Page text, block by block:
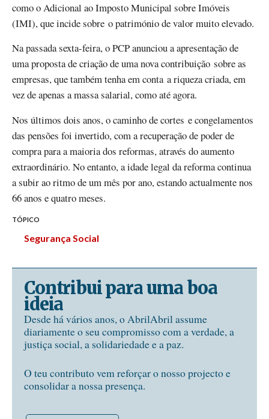
como o Adicional ao Imposto Municipal sobre Imóveis
(IMI), que incide sobre o património de valor muito elevado.
Na passada sexta-feira, o PCP anunciou a apresentação de
uma proposta de criação de uma nova contribuição sobre as
empresas, que também tenha em conta a riqueza criada, em
vez de apenas a massa salarial, como até agora.
Nos últimos dois anos, o caminho de cortes e congelamentos
das pensões foi invertido, com a recuperação de poder de
compra para a maioria dos reformas, através do aumento
extraordinário. No entanto, a idade legal da reforma continua
a subir ao ritmo de um mês por ano, estando actualmente nos
66 anos e quatro meses.
TÓPICO
Segurança Social
Contribui para uma boa
ideia
Desde há vários anos, o AbrilAbril assume
diariamente o seu compromisso com a verdade, a
justiça social, a solidariedade e a paz.
O teu contributo vem reforçar o nosso projecto e
consolidar a nossa presença.